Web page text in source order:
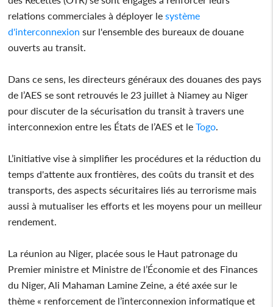
relations commerciales à déployer le système
d'interconnexion sur l'ensemble des bureaux de douane
ouverts au transit.
Dans ce sens, les directeurs généraux des douanes des pays
de l’AES se sont retrouvés le 23 juillet à Niamey au Niger
pour discuter de la sécurisation du transit à travers une
interconnexion entre les États de l’AES et le Togo.
L’initiative vise à simplifier les procédures et la réduction du
temps d'attente aux frontières, des coûts du transit et des
transports, des aspects sécuritaires liés au terrorisme mais
aussi à mutualiser les efforts et les moyens pour un meilleur
rendement.
La réunion au Niger, placée sous le Haut patronage du
Premier ministre et Ministre de l’Économie et des Finances
du Niger, Ali Mahaman Lamine Zeine, a été axée sur le
thème « renforcement de l’interconnexion informatique et